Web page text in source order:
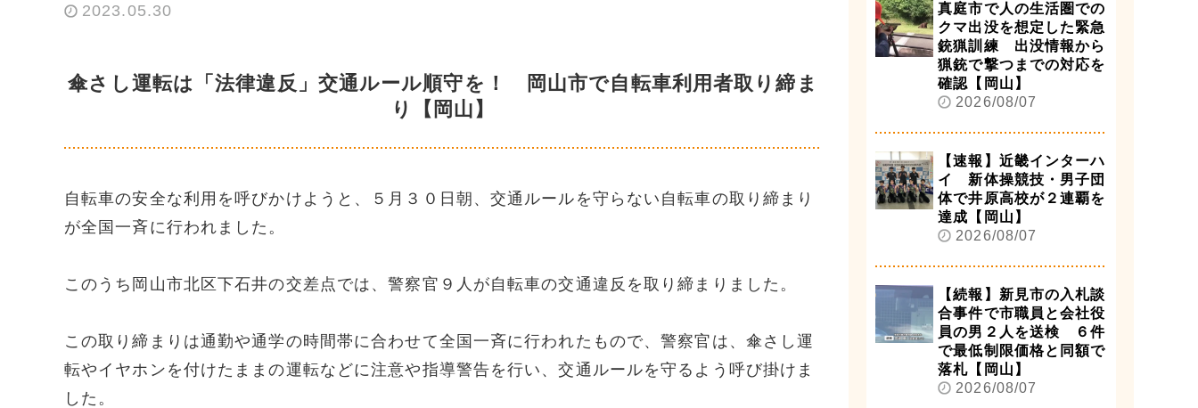
2023.05.30
傘さし運転は「法律違反」交通ルール順守を！ 岡山市で自転車利用者取り締ま
り【岡山】
自転車の安全な利用を呼びかけようと、５月３０日朝、交通ルールを守らない自転車の取り締まり
が全国一斉に行われました。
このうち岡山市北区下石井の交差点では、警察官９人が自転車の交通違反を取り締まりました。
この取り締まりは通勤や通学の時間帯に合わせて全国一斉に行われたもので、警察官は、傘さし運
転やイヤホンを付けたままの運転などに注意や指導警告を行い、交通ルールを守るよう呼び掛けま
した。
真庭市で人の生活圏での
クマ出没を想定した緊急
銃猟訓練 出没情報から
猟銃で撃つまでの対応を
確認【岡山】
2026/08/07
【速報】近畿インターハ
イ 新体操競技・男子団
体で井原高校が２連覇を
達成【岡山】
2026/08/07
【続報】新見市の入札談
合事件で市職員と会社役
員の男２人を送検 ６件
で最低制限価格と同額で
落札【岡山】
2026/08/07